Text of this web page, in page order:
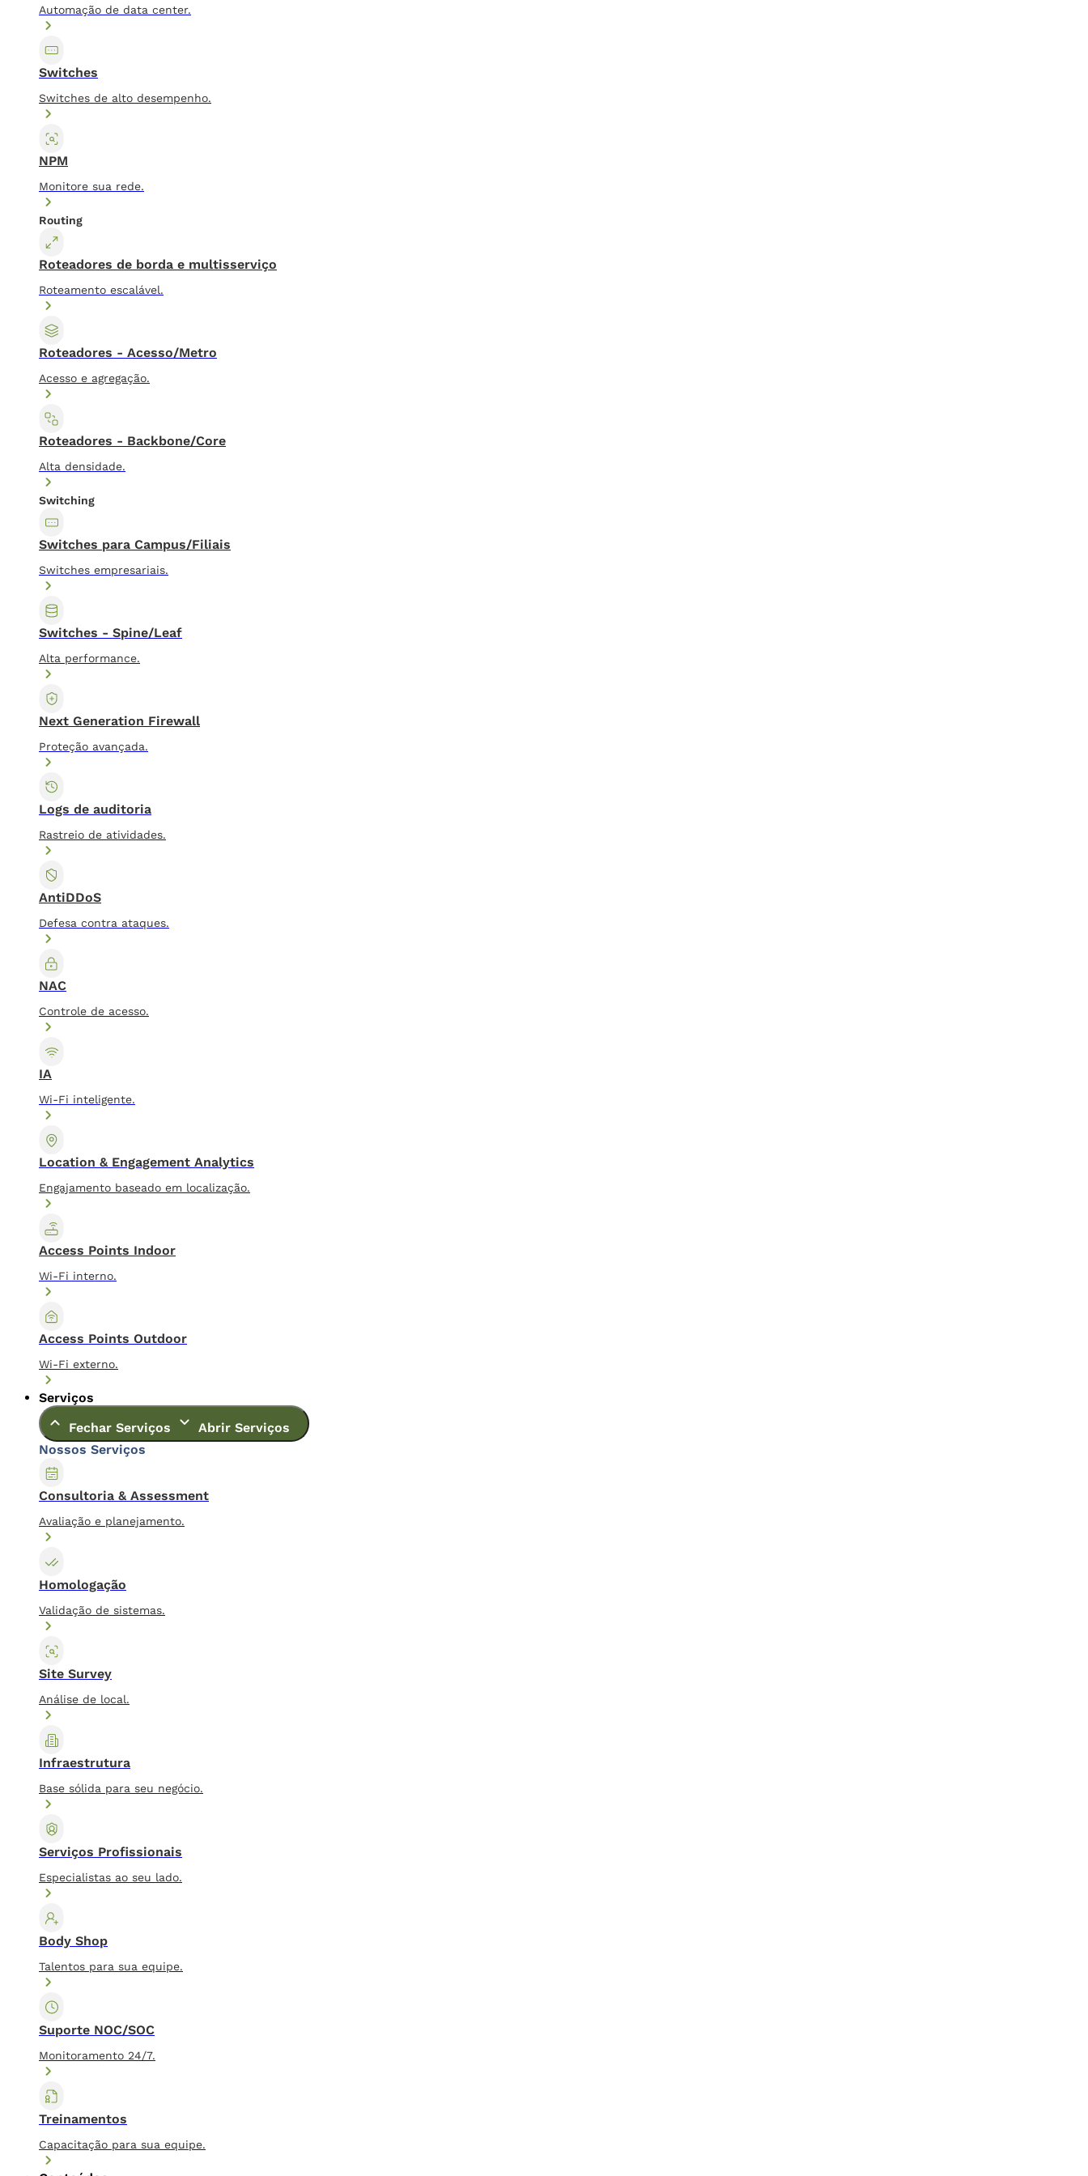
Automação de data center.
Switches
Switches de alto desempenho.
NPM
Monitore sua rede.
Routing
Roteadores de borda e multisserviço
Roteamento escalável.
Roteadores - Acesso/Metro
Acesso e agregação.
Roteadores - Backbone/Core
Alta densidade.
Switching
Switches para Campus/Filiais
Switches empresariais.
Switches - Spine/Leaf
Alta performance.
Next Generation Firewall
Proteção avançada.
Logs de auditoria
Rastreio de atividades.
AntiDDoS
Defesa contra ataques.
NAC
Controle de acesso.
IA
Wi-Fi inteligente.
Location & Engagement Analytics
Engajamento baseado em localização.
Access Points Indoor
Wi-Fi interno.
Access Points Outdoor
Wi-Fi externo.
Serviços
Fechar Serviços
Abrir Serviços
Nossos Serviços
Consultoria & Assessment
Avaliação e planejamento.
Homologação
Validação de sistemas.
Site Survey
Análise de local.
Infraestrutura
Base sólida para seu negócio.
Serviços Profissionais
Especialistas ao seu lado.
Body Shop
Talentos para sua equipe.
Suporte NOC/SOC
Monitoramento 24/7.
Treinamentos
Capacitação para sua equipe.